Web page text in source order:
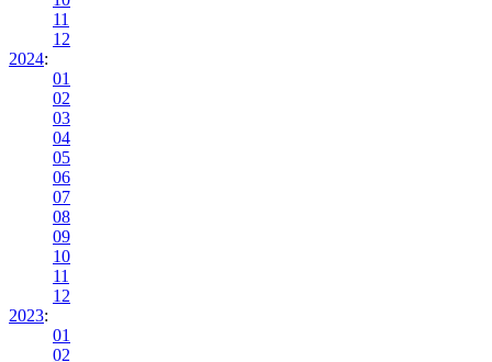
11
12
2024:
01
02
03
04
05
06
07
08
09
10
11
12
2023:
01
02